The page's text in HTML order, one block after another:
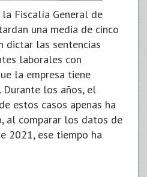
Fiscalía General de
una media de cinco
dictar las sentencias
laborales con
la empresa tiene
Durante los años, el
estos casos apenas ha
al comparar los datos de
2021, ese tiempo ha